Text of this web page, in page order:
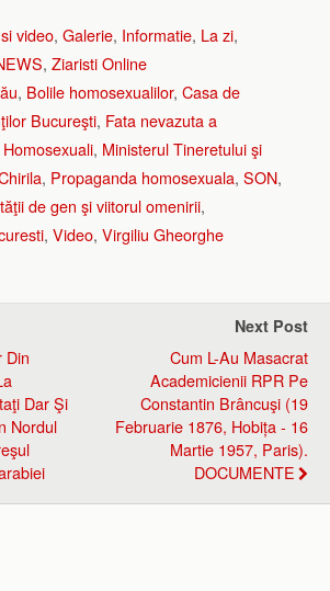
video, Galerie, Informatie, La zi,
, Ziaristi Online
, Bolile homosexualilor, Casa de
Bucureşti, Fata nevazuta a
Homosexuali, Ministerul Tineretului şi
, Propaganda homosexuala, SON,
de gen şi viitorul omenirii,
, Video, Virgiliu Gheorghe
Din
Dar Şi
Nordul
Next Post
Cum L-Au Masacrat
Academicienii RPR Pe
Constantin Brâncuşi (19
Februarie 1876, Hobița - 16
Martie 1957, Paris).
DOCUMENTE